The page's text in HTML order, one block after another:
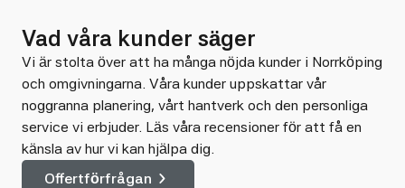
Vad våra kunder säger
Vi är stolta över att ha många nöjda kunder i Norrköping
och omgivningarna. Våra kunder uppskattar vår
noggranna planering, vårt hantverk och den personliga
service vi erbjuder. Läs våra recensioner för att få en
känsla av hur vi kan hjälpa dig.
Offertförfrågan